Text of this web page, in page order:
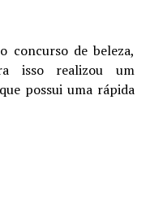
concurso de beleza,
isso realizou um
possui uma rápida